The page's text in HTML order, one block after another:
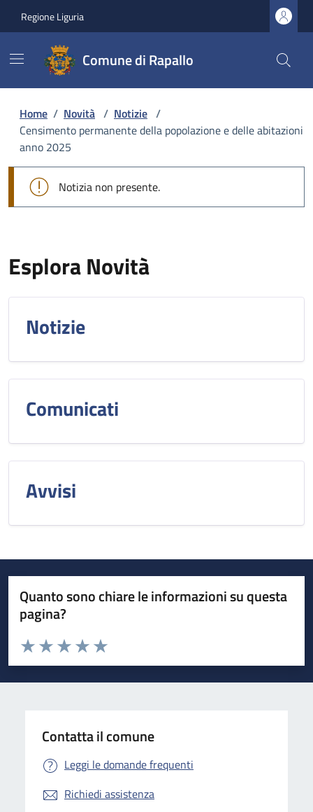
Regione Liguria
Comune di Rapallo
Home / Novità / Notizie /
Censimento permanente della popolazione e delle abitazioni
anno 2025
Notizia non presente.
Esplora Novità
Notizie
Comunicati
Avvisi
Quanto sono chiare le informazioni su questa
pagina?
Valuta da 1 a 5 stelle la pagina
Valuta 5 stelle su 5
Valuta 4 stelle su 5
Valuta 3 stelle su 5
Valuta 2 stelle su 5
Valuta 1 stelle su 5
Contatta il comune
Leggi le domande frequenti
Richiedi assistenza